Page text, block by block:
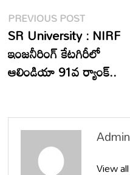
Post
navigation
PREVIOUS POSTPrevious
post:
SR University : NIRF
ఇంజనీరింగ్ కేటగిరీలో
ఆలిండియా 91వ ర్యాంక్..
Admin
View